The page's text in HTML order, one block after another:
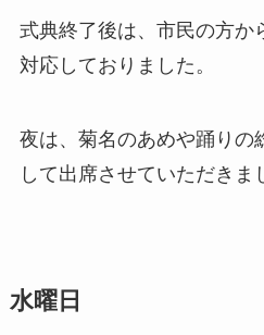
式典終了後は、市民の方か
対応しておりました。
夜は、菊名のあめや踊りの
して出席させていただきま
水曜日